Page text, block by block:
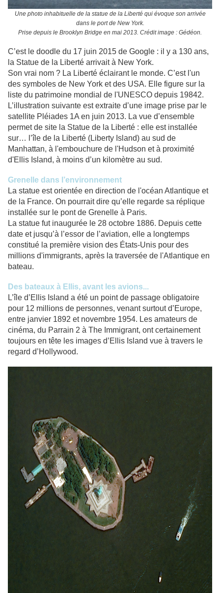
Une photo inhabituelle de la statue de la Liberté qui évoque son arrivée
dans le port de New York.
Prise depuis le Brooklyn Bridge en mai 2013. Crédit image : Gédéon.
C’est le doodle du 17 juin 2015 de Google : il y a 130 ans,
la Statue de la Liberté arrivait à New York.
Son vrai nom ? La Liberté éclairant le monde. C’est l'un
des symboles de New York et des USA. Elle figure sur la
liste du patrimoine mondial de l'UNESCO depuis 19842.
L’illustration suivante est extraite d’une image prise par le
satellite Pléiades 1A en juin 2013. La vue d’ensemble
permet de site la Statue de la Liberté : elle est installée
sur… l’île de la Liberté (Liberty Island) au sud de
Manhattan, à l'embouchure de l'Hudson et à proximité
d'Ellis Island, à moins d’un kilomètre au sud.
Grenelle dans l’environnement
La statue est orientée en direction de l'océan Atlantique et
de la France. On pourrait dire qu’elle regarde sa réplique
installée sur le pont de Grenelle à Paris.
La statue fut inaugurée le 28 octobre 1886. Depuis cette
date et jusqu’à l’essor de l’aviation, elle a longtemps
constitué la première vision des États-Unis pour des
millions d'immigrants, après la traversée de l'Atlantique en
bateau.
Des bateaux à Ellis, avant les avions...
L’île d’Ellis Island a été un point de passage obligatoire
pour 12 millions de personnes, venant surtout d’Europe,
entre janvier 1892 et novembre 1954. Les amateurs de
cinéma, du Parrain 2 à The Immigrant, ont certainement
toujours en tête les images d’Ellis Island vue à travers le
regard d’Hollywood.